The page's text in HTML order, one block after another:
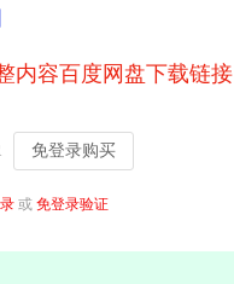
内容百度网盘下载链接
免登录购买
或免登录验证